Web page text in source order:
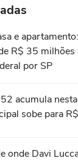
e
R$ 35 milhões
por SP
acumula
sobe para
onde Davi